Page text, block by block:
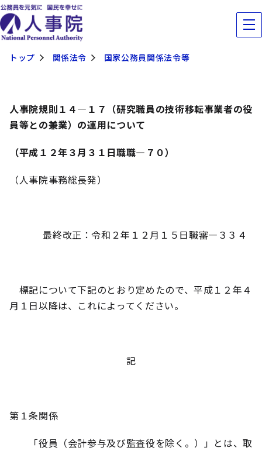
トップ 関係法令 国家公務員関係法令等
人事院規則１４― １７（研究職員の技術移転事業者の役
員等との兼業）の運用について
（平成１２年３月３１日職職― ７０）
（人事院事務総長発）
最終改正：令和２年１２月１５日職審―３３４
標記について下記のとおり定めたので、平成１２年４
月１日以降は、これによってください。
記
第１条関係
「役員（会計参与及び監査役を除く。）」とは、取